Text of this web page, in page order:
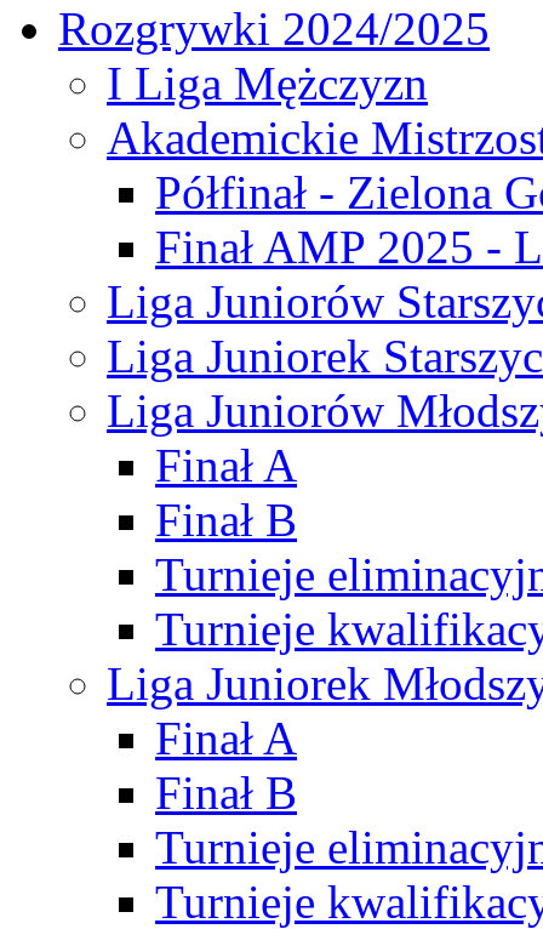
Rozgrywki 2024/2025
I Liga Mężczyzn
Akademickie
Półfinał - Zielona
Finał AMP 2025 -
Liga Juniorów
Liga Juniorek
Liga Juniorów
Finał A
Finał B
Turnieje
Turnieje
Liga Juniorek
Finał A
Finał B
Turnieje
Turnieje